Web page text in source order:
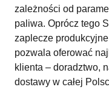
zależności od
paliwa. Oprócz tego
zaplecze
pozwala oferować
klienta – doradztwo,
dostawy w całej